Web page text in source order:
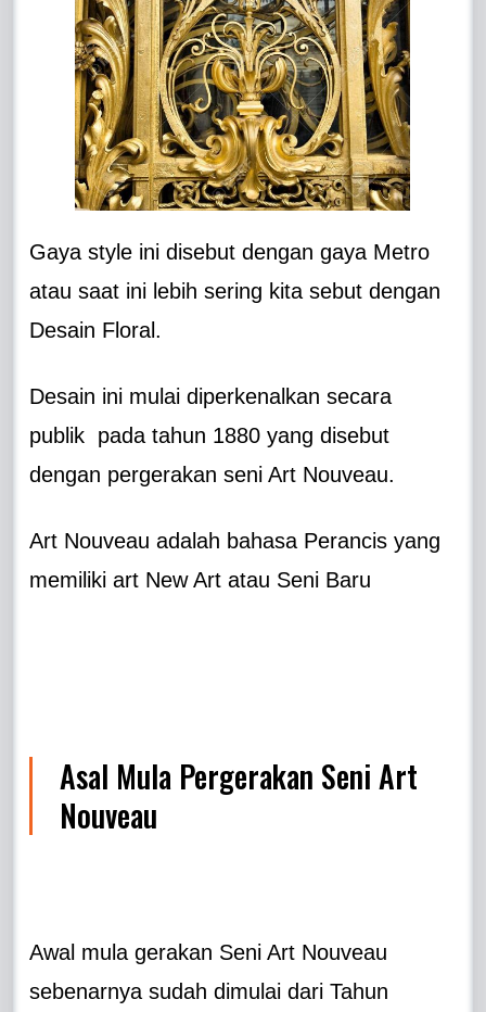
Gaya style ini disebut dengan gaya Metro
atau saat ini lebih sering kita sebut dengan
Desain Floral.
Desain ini mulai diperkenalkan secara
publik pada tahun 1880 yang disebut
dengan pergerakan seni Art Nouveau.
Art Nouveau adalah bahasa Perancis yang
memiliki art New Art atau Seni Baru
Asal Mula Pergerakan Seni Art
Nouveau
Awal mula gerakan Seni Art Nouveau
sebenarnya sudah dimulai dari Tahun